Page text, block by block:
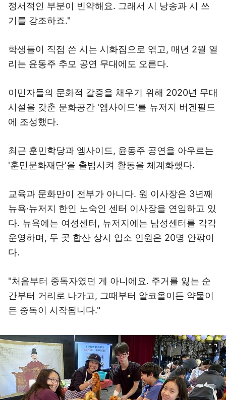
정서적인 부분이 빈약해요. 그래서 시 낭송과 시 쓰
기를 강조하죠."
학생들이 직접 쓴 시는 시화집으로 엮고, 매년 2월 열
리는 윤동주 추모 공연 무대에도 오른다.
이민자들의 문화적 갈증을 채우기 위해 2020년 무대
시설을 갖춘 문화공간 '엠사이드'를 뉴저지 버겐필드
에 조성했다.
최근 훈민학당과 엠사이드, 윤동주 공연을 아우르는
'훈민문화재단'을 출범시켜 활동을 체계화했다.
교육과 문화만이 전부가 아니다. 원 이사장은 3년째
뉴욕·뉴저지 한인 노숙인 센터 이사장을 연임하고 있
다. 뉴욕에는 여성센터, 뉴저지에는 남성센터를 각각
운영하며, 두 곳 합산 상시 입소 인원은 20명 안팎이
다.
"처음부터 중독자였던 게 아니에요. 주거를 잃는 순
간부터 거리로 나가고, 그때부터 알코올이든 약물이
든 중독이 시작됩니다."